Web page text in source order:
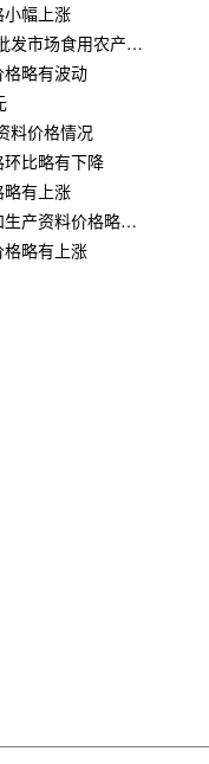
幅上涨
商务预报：7月20日-26日百家农副产品批发市场食用农产品交易量变化情况
略有波动
料价格情况
比略有下降
有上涨
商务预报：7月20日至26日食用农产品和生产资料价格略有上涨
略有上涨